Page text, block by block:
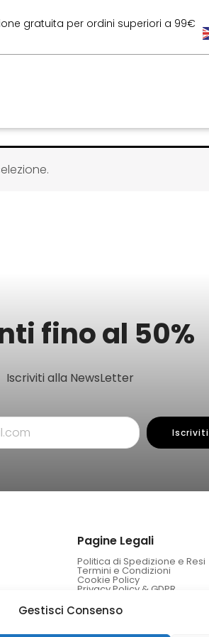
Gestisci Consenso
gratuita per ordini superiori a 99€
fino al 50%
Iscriviti alla NewsLetter
Iscriviti
Pagine Legali
Politica di Spedizione e Resi
Termini e Condizioni
Cookie Policy
Privacy Policy & GDPR